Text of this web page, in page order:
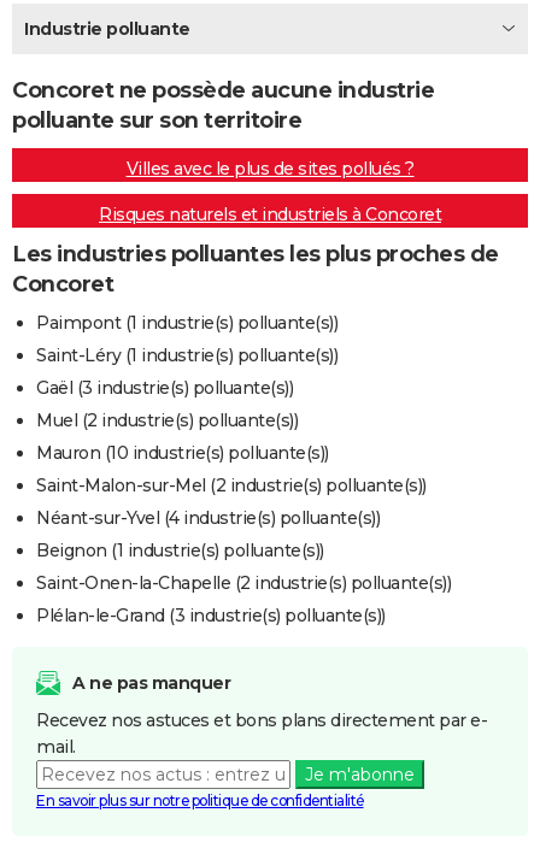
Destinations
City break
Voyage nature
Voyage de noces
Forum
Climat
+PHOTO
GUIDES D'ACHAT
BONS PLANS
CARTE DE VOEUX
Carte de Noël
Carte Bonne année
Carte Saint-Valentin
Carte Pâques
Carte d'anniversaire
DICTIONNAIRE
Dictionnaire
Biographies
Citations
Expressions
Proverbes
PROGRAMME TV
COPAINS D'AVANT
S'inscrire
Se connecter
Lycées
Collèges
Primaires
Universités
Entreprises
Service militaire
Avis de recherche
AVIS DE DÉCÈS
FORUM
Bricolage
Lifestyle
Culture
Sport
Auto
Television
Voyage
Cinema
Industrie polluante
Concoret ne possède aucune industrie
polluante sur son territoire
Villes avec le plus de sites pollués ?
Risques naturels et industriels à Concoret
Les industries polluantes les plus proches de
Concoret
Paimpont (1 industrie(s) polluante(s))
Saint-Léry (1 industrie(s) polluante(s))
Gaël (3 industrie(s) polluante(s))
Muel (2 industrie(s) polluante(s))
Mauron (10 industrie(s) polluante(s))
Saint-Malon-sur-Mel (2 industrie(s) polluante(s))
Néant-sur-Yvel (4 industrie(s) polluante(s))
Beignon (1 industrie(s) polluante(s))
Saint-Onen-la-Chapelle (2 industrie(s) polluante(s))
Plélan-le-Grand (3 industrie(s) polluante(s))
A ne pas manquer
Recevez nos astuces et bons plans directement par e-
mail.
Je m'abonne
En savoir plus sur notre politique de confidentialité